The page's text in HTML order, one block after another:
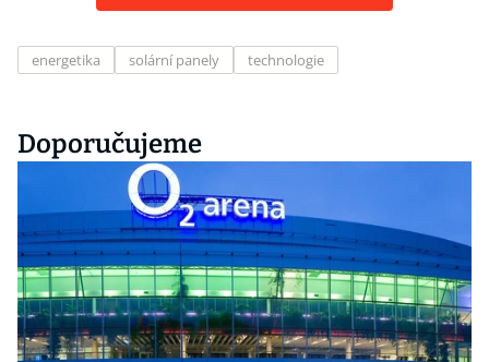
energetika solární panely technologie
Doporučujeme